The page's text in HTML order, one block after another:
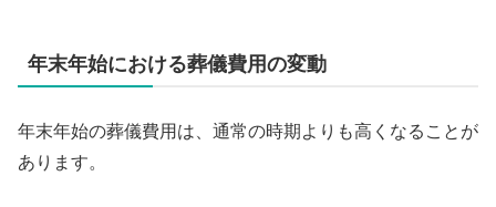
年末年始における葬儀費用の変動
年末年始の葬儀費用は、通常の時期よりも高くなることが
あります。